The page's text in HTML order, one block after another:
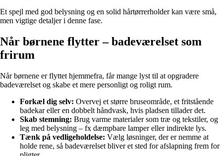
Et spejl med god belysning og en solid hårtørrerholder kan være små,
men vigtige detaljer i denne fase.
Når børnene flytter – badeværelset som
frirum
Når børnene er flyttet hjemmefra, får mange lyst til at opgradere
badeværelset og skabe et mere personligt og roligt rum.
Forkæl dig selv: Overvej et større bruseområde, et fritstående
badekar eller en dobbelt håndvask, hvis pladsen tillader det.
Skab stemning: Brug varme materialer som træ og tekstiler, og
leg med belysning – fx dæmpbare lamper eller indirekte lys.
Tænk på vedligeholdelse: Vælg løsninger, der er nemme at
holde rene, så badeværelset bliver et sted for afslapning frem for